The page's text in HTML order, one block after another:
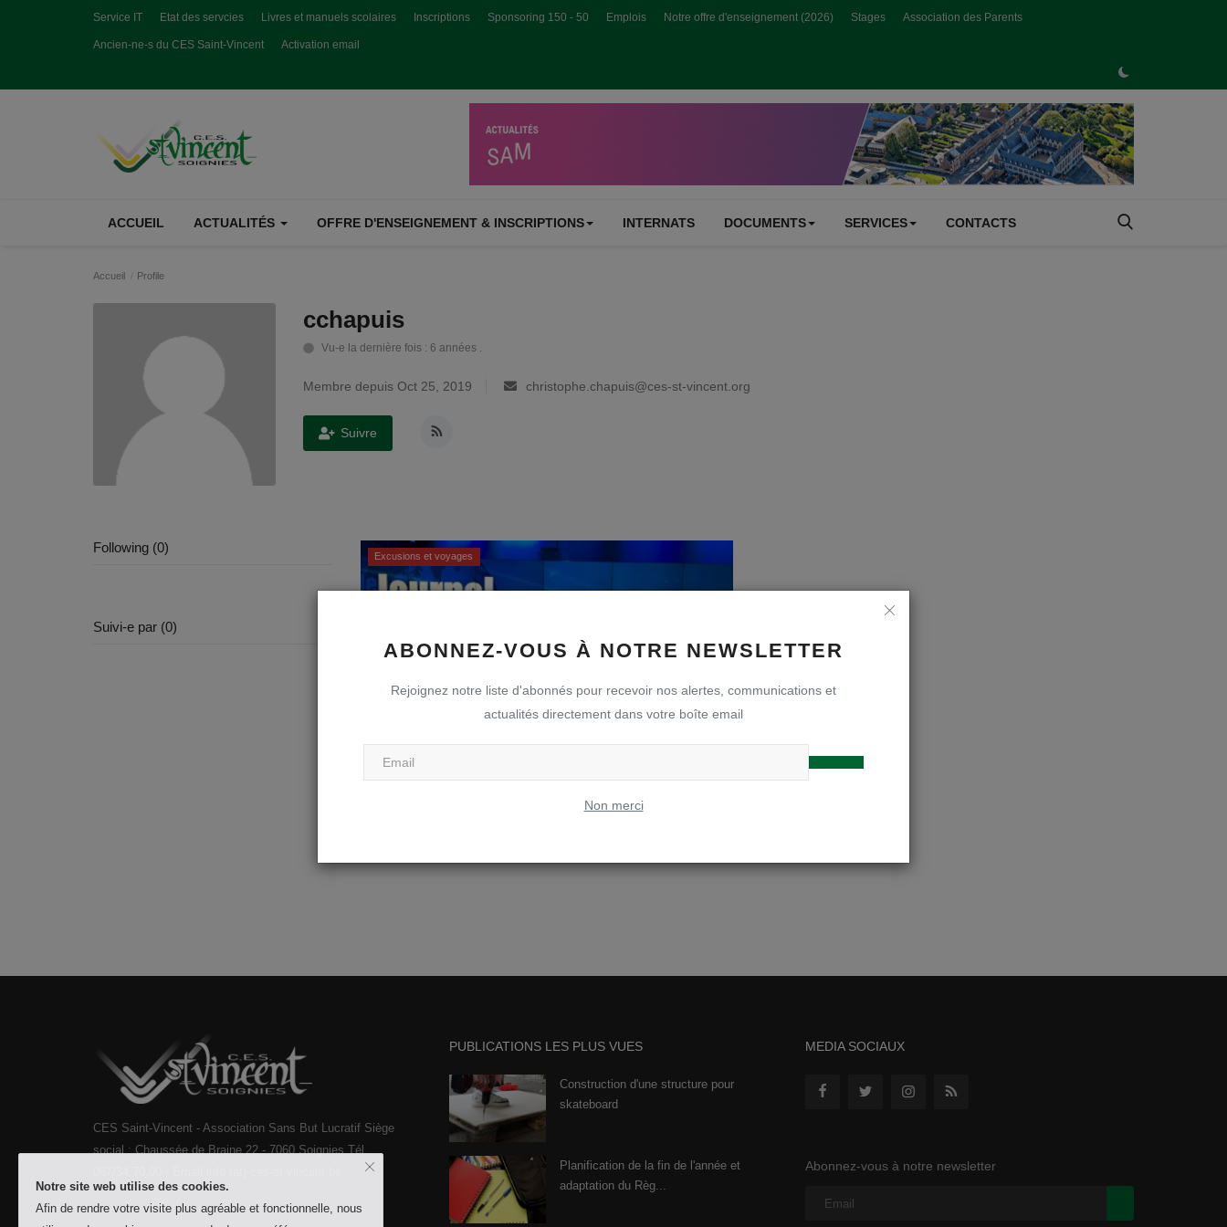
Service IT Etat des servcies Livres et manuels scolaires Inscriptions Sponsoring 150 - 50 Emplois Notre offre d'enseignement (2026) Stages Association des Parents
Ancien-ne-s du CES Saint-Vincent Activation email
ACCUEIL ACTUALITÉS OFFRE D'ENSEIGNEMENT & INSCRIPTIONS INTERNATS DOCUMENTS SERVICES CONTACTS
ABONNEZ-VOUS À NOTRE NEWSLETTER
Rejoignez notre liste d'abonnés pour recevoir nos alertes, communications et
actualités directement dans votre boîte email
Non merci
Accueil Profile
cchapuis
Vu-e la dernière fois : 6 années .
Membre depuis Oct 25, 2019 christophe.chapuis@ces-st-vincent.org
Suivre
Following (0)
Suivi-e par (0)
Excusions et voyages
CES Saint-Vincent - Association Sans But Lucratif Siège
social : Chaussée de Braine 22 - 7060 Soignies Tél.
PUBLICATIONS LES PLUS VUES
Construction d'une structure pour
skateboard
Planification de la fin de l'année et
adaptation du Règ...
MEDIA SOCIAUX
Abonnez-vous à notre newsletter
Notre site web utilise des cookies.
Afin de rendre votre visite plus agréable et fonctionnelle, nous